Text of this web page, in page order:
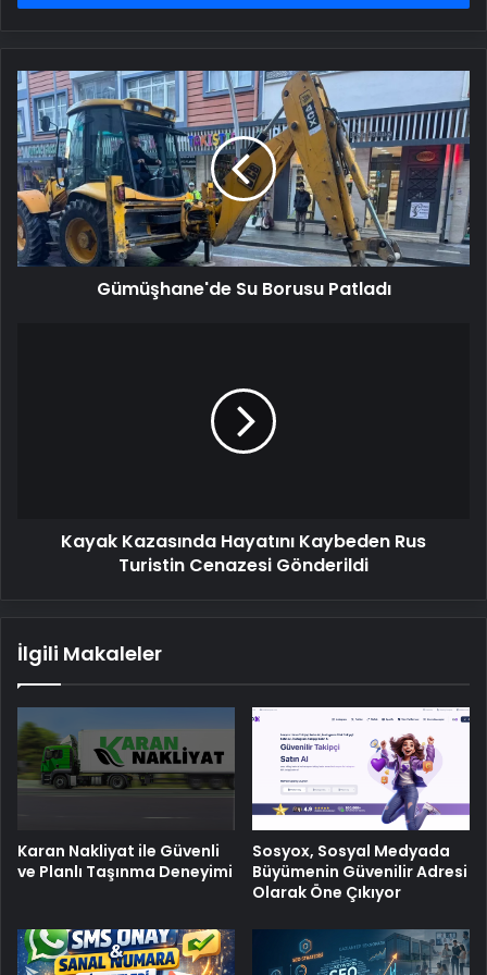
Gümüşhane'de
Su
Borusu
Patladı
Gümüşhane'de Su Borusu Patladı
Kayak Kazasında Hayatını Kaybeden Rus
Turistin Cenazesi Gönderildi
İlgili Makaleler
Karan Nakliyat ile Güvenli
ve Planlı Taşınma Deneyimi
Sosyox, Sosyal Medyada
Büyümenin Güvenilir Adresi
Olarak Öne Çıkıyor